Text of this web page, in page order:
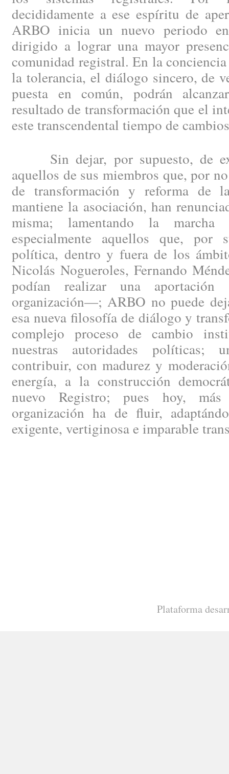
decididamente a ese espíritu de
ARBO inicia un nuevo periodo
dirigido a lograr una mayor
comunidad registral. En la
la tolerancia, el diálogo sincero, de
puesta en común, podrán
resultado de transformación que el
este transcendental tiempo de
Sin dejar, por supuesto, de
aquellos de sus miembros que, por
de transformación y reforma de
mantiene la asociación, han
misma; lamentando la
especialmente aquellos que, por
política, dentro y fuera de los
Nicolás Nogueroles, Fernando
podían realizar una aportación
organización—; ARBO no puede
esa nueva filosofía de diálogo y
complejo proceso de cambio
nuestras autoridades políticas;
contribuir, con madurez y
energía, a la construcción
nuevo Registro; pues hoy,
organización ha de fluir,
exigente, vertiginosa e imparable
Plataforma